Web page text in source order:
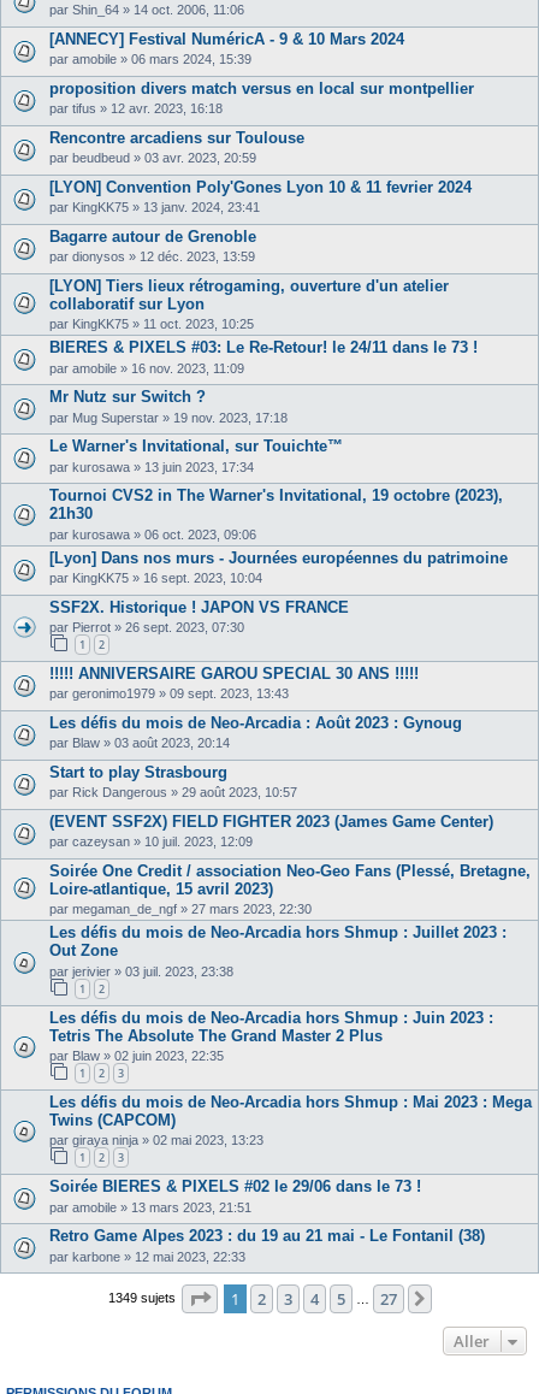
par Shin_64 » 14 oct. 2006, 11:06
[ANNECY] Festival NuméricA - 9 & 10 Mars 2024
par amobile » 06 mars 2024, 15:39
proposition divers match versus en local sur montpellier
par tifus » 12 avr. 2023, 16:18
Rencontre arcadiens sur Toulouse
par beudbeud » 03 avr. 2023, 20:59
[LYON] Convention Poly'Gones Lyon 10 & 11 fevrier 2024
par KingKK75 » 13 janv. 2024, 23:41
Bagarre autour de Grenoble
par dionysos » 12 déc. 2023, 13:59
[LYON] Tiers lieux rétrogaming, ouverture d'un atelier
collaboratif sur Lyon
par KingKK75 » 11 oct. 2023, 10:25
BIERES & PIXELS #03: Le Re-Retour! le 24/11 dans le 73 !
par amobile » 16 nov. 2023, 11:09
Mr Nutz sur Switch ?
par Mug Superstar » 19 nov. 2023, 17:18
Le Warner's Invitational, sur Touichte™
par kurosawa » 13 juin 2023, 17:34
Tournoi CVS2 in The Warner's Invitational, 19 octobre (2023),
21h30
par kurosawa » 06 oct. 2023, 09:06
[Lyon] Dans nos murs - Journées européennes du patrimoine
par KingKK75 » 16 sept. 2023, 10:04
SSF2X. Historique ! JAPON VS FRANCE
par Pierrot » 26 sept. 2023, 07:30
1 2
!!!!! ANNIVERSAIRE GAROU SPECIAL 30 ANS !!!!!
par geronimo1979 » 09 sept. 2023, 13:43
Les défis du mois de Neo-Arcadia : Août 2023 : Gynoug
par Blaw » 03 août 2023, 20:14
Start to play Strasbourg
par Rick Dangerous » 29 août 2023, 10:57
(EVENT SSF2X) FIELD FIGHTER 2023 (James Game Center)
par cazeysan » 10 juil. 2023, 12:09
Soirée One Credit / association Neo-Geo Fans (Plessé, Bretagne,
Loire-atlantique, 15 avril 2023)
par megaman_de_ngf » 27 mars 2023, 22:30
Les défis du mois de Neo-Arcadia hors Shmup : Juillet 2023 :
Out Zone
par jerivier » 03 juil. 2023, 23:38
1 2
Les défis du mois de Neo-Arcadia hors Shmup : Juin 2023 :
Tetris The Absolute The Grand Master 2 Plus
par Blaw » 02 juin 2023, 22:35
1 2 3
Les défis du mois de Neo-Arcadia hors Shmup : Mai 2023 : Mega
Twins (CAPCOM)
par giraya ninja » 02 mai 2023, 13:23
1 2 3
Soirée BIERES & PIXELS #02 le 29/06 dans le 73 !
par amobile » 13 mars 2023, 21:51
Retro Game Alpes 2023 : du 19 au 21 mai - Le Fontanil (38)
par karbone » 12 mai 2023, 22:33
1349 sujets Page 1sur27
1 2 3 4 5 27
Aller